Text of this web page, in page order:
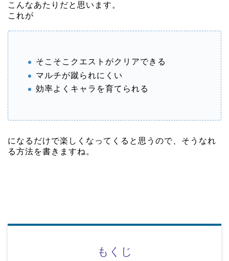
こんなあたりだと思います。
これが
そこそこクエストがクリアできる
マルチが蹴られにくい
効率よくキャラを育てられる
になるだけで楽しくなってくると思うので、そうなれ
る方法を書きますね。
もくじ